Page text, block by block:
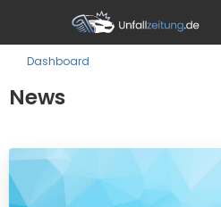
Dashboard
News